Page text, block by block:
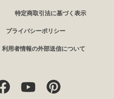
特定商取引法に基づく表示
プライバシーポリシー
利用者情報の外部送信について